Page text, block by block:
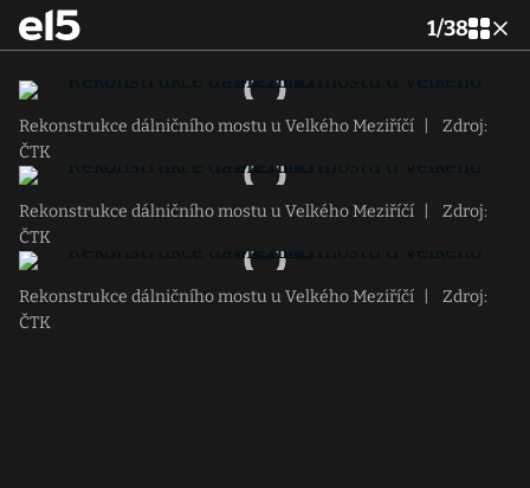
1/38
Rekonstrukce dálničního mostu u Velkého Meziříčí
Zdroj:
ČTK
Rekonstrukce dálničního mostu u Velkého Meziříčí
Zdroj:
ČTK
Rekonstrukce dálničního mostu u Velkého Meziříčí
Zdroj:
ČTK